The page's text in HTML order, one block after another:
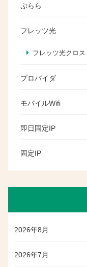
ぷらら
フレッツ光
フレッツ光クロス
プロバイダ
モバイルWifi
即日固定IP
固定IP
2026年8月
2026年7月